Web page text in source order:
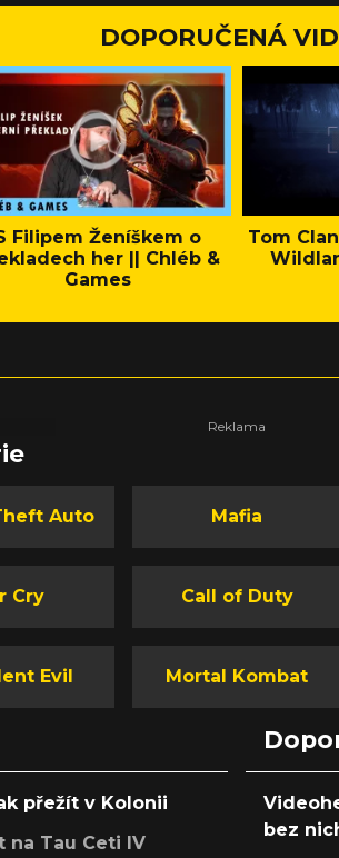
DOPORUČENÁ
Filipem Ženíškem o
her || Chléb &
Games
Tom
Auto Mafia
Cry Call of Duty
Evil Mortal Kombat
přežít v Kolonii
na Tau Ceti IV
bez